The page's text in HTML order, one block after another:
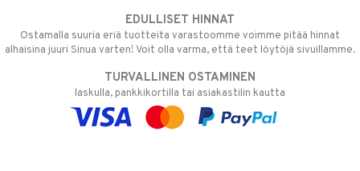
EDULLISET HINNAT
Ostamalla suuria eriä tuotteita varastoomme voimme pitää hinnat
alhaisina juuri Sinua varten! Voit olla varma, että teet löytöjä sivuillamme.
TURVALLINEN OSTAMINEN
laskulla, pankkikortilla tai asiakastilin kautta